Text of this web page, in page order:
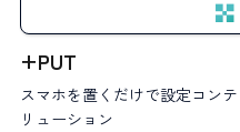
+PUT
スマホを置くだけで設定コン
リューション